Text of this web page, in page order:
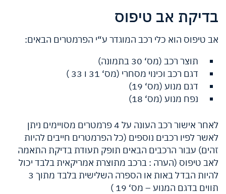
בדיקת אב טיפוס
אב טיפוס הוא כלי רכב המוגדר ע“י הפרמטרים הבאים:
תוצר רכב (מס‘ 30 בתמונה)
דגם רכב וכינוי מסחרי (מס‘ 31 ו 33 )
דגם מנוע (מס‘ 19)
נפח מנוע (מס‘ 18)
לאחר אישור רכב העונה על 4 פרמטרים מסויימים ניתן
לאשר לפיו רכבים נוספים (כל הפרמטרים חייבים להיות
זהים) עבור הרכבים הבאים תופק תעודת בדיקת התאמה
לאב טיפוס (הערה : ברכב מתוצרת אמריקאית בלבד יכול
להיות הבדל באות או הספרה השלישית בלבד מתוך 3
תווים בדגם המנוע – מס‘ 19 )